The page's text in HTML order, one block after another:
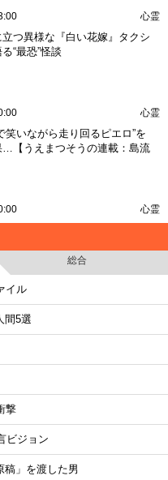
心霊
つ異様な『白い花嫁』タクシ
“最恐”怪談
心霊
笑いながら走り回るピエロ”を
…【うえまつそうの連載：島流
心霊
総合
イル
間5選
撃
ビジョン
稿」を渡した男